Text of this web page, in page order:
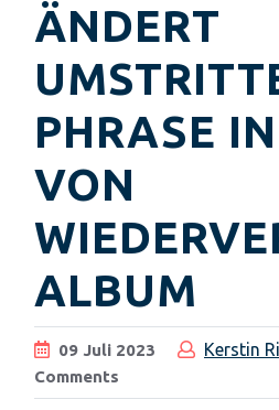
ÄNDERT
PHRASE
VON
ALBUM
09 Juli 2023 Kerstin
Comments